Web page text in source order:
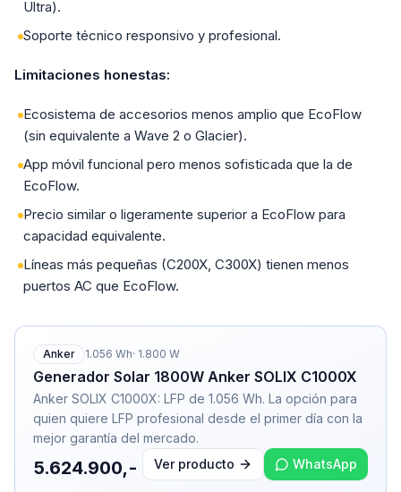
Ultra).
Soporte técnico responsivo y profesional.
Limitaciones honestas:
Ecosistema de accesorios menos amplio que EcoFlow
(sin equivalente a Wave 2 o Glacier).
App móvil funcional pero menos sofisticada que la de
EcoFlow.
Precio similar o ligeramente superior a EcoFlow para
capacidad equivalente.
Líneas más pequeñas (C200X, C300X) tienen menos
puertos AC que EcoFlow.
Anker 1.056 Wh· 1.800 W
Generador Solar 1800W Anker SOLIX C1000X
Anker SOLIX C1000X: LFP de 1.056 Wh. La opción para
quien quiere LFP profesional desde el primer día con la
mejor garantía del mercado.
5.624.900,- Ver producto WhatsApp